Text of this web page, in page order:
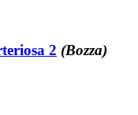
2 (Bozza)